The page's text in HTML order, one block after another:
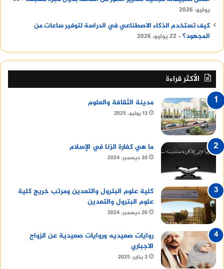
يوليو، 2026
كيف تستخدم الذكاء الاصطناعي في الدراسة لتوفير ساعات من
المجهود؟ 22 يوليو، 2026
الأكثر قراءة
مدينة الثقافة والعلوم
13 يوليو، 2025
ما هي كفارة الزنا في الإسلام
30 ديسمبر، 2024
كلية علوم البترول والتعدين ومرتب خريج كلية
علوم البترول والتعدين
26 ديسمبر، 2024
روايات صعيديه وروايات صعيدية عن الزواج
الاجباري
3 يناير، 2025